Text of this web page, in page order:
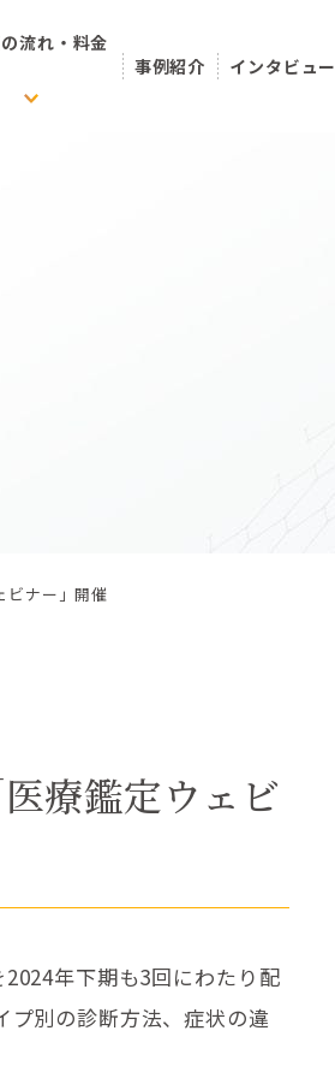
流れ・料金
事例紹介
インタビュー
ビナー」開催
療鑑定ウェビ
年下期も3回にわたり配
プ別の診断方法、症状の違